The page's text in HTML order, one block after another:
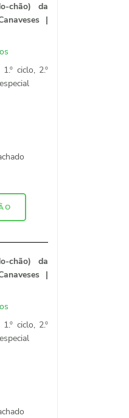
chão) da
|
ciclo, 2.º
chão) da
|
ciclo, 2.º